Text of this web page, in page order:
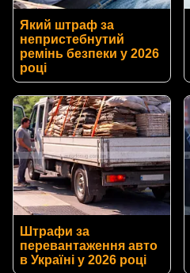
Який штраф за
непристебнутий
ремінь безпеки у 2026
році
Штрафи за
перевантаження авто
в Україні у 2026 році